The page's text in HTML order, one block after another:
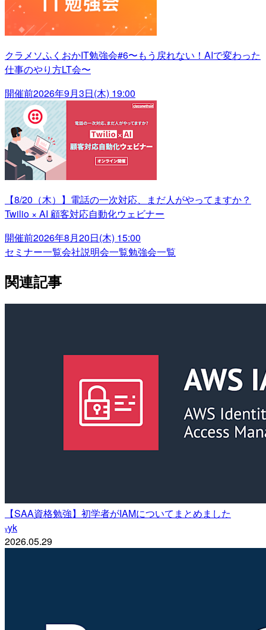
クラメソふくおかIT勉強会#6〜もう戻れない！AIで変わった
仕事のやり方LT会〜
開催前2026年9月3日(木) 19:00
【8/20（木）】電話の一次対応、まだ人がやってますか？
Twilio × AI 顧客対応自動化ウェビナー
開催前2026年8月20日(木) 15:00
セミナー一覧会社説明会一覧勉強会一覧
関連記事
【SAA資格勉強】初学者がIAMについてまとめました
yyk
2026.05.29